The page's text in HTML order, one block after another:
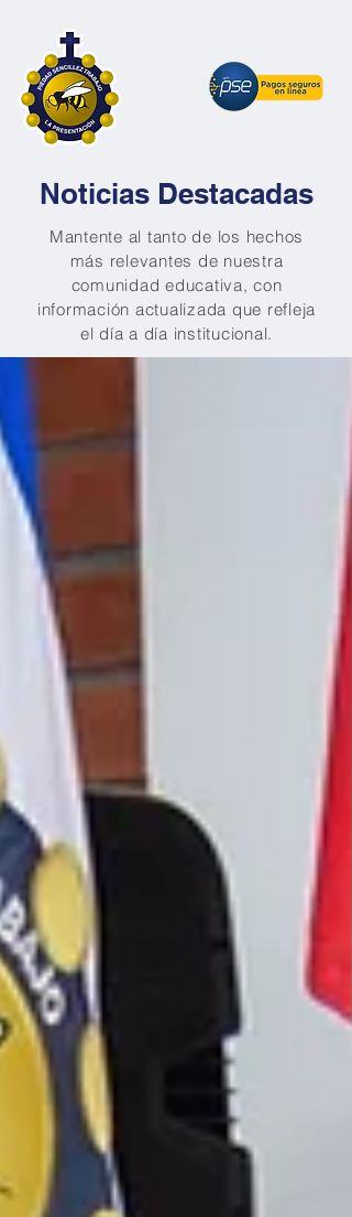
Noticias Destacadas
Mantente al tanto de los hechos
más relevantes de nuestra
comunidad educativa, con
información actualizada que refleja
el día a día institucional.